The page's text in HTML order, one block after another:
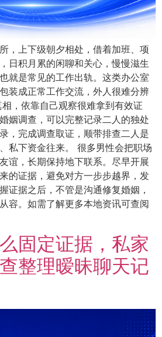
，上下级朝夕相处，借着加班、项
日积月累的闲聊和关心，慢慢滋生
就是常见的工作出轨。这类办公室
装成正常工作交流，外人很难分辨
，依靠自己观察很难拿到有效证
姻调查，可以完整记录二人的独处
，完成调查取证，顺带排查二人是
私下资金往来。 很多男性会把职场
谊，长期保持地下联系。尽早开展
的证据，避免对方一步步越界，发
证据之后，不管是沟通修复婚姻，
容。如需了解更多本地资讯可查阅
固定证据，私家
整理暧昧聊天记